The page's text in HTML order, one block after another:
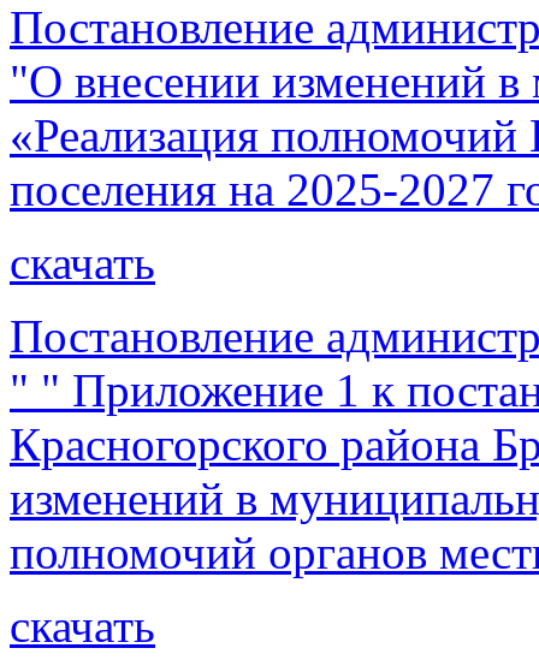
Постановление
"О внесении изменений
«Реализация полномочий
поселения на 2025-2027
скачать
Постановление
" " Приложение 1 к
Красногорского района
изменений в
полномочий органов
скачать